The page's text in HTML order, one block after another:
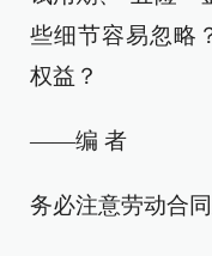
些细节容易忽略
权益？
——编 者
务必注意劳动合